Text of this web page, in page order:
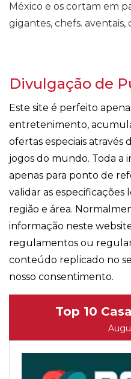
México e os cortam em
gigantes, chefs. aventais,
Divulgação de
Este site é perfeito
entretenimento,
ofertas especiais através
jogos do mundo. Toda a
apenas para ponto de
validar as
região e área.
informação neste
regulamentos ou
conteúdo replicado no
nosso consentimento.
Top 10